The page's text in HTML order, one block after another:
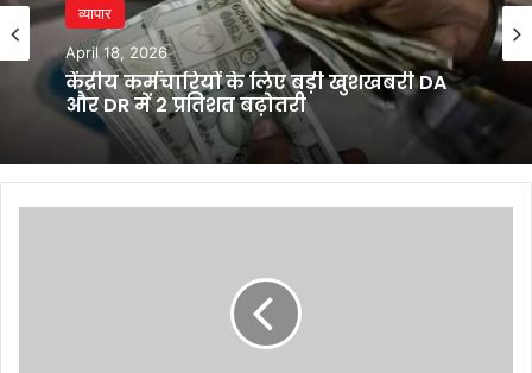
व्यापार
April 18, 2026
केंद्रीय कर्मचारियों के लिए बड़ी खुशखबरी DA
और DR में 2 प्रतिशत बढ़ोतरी